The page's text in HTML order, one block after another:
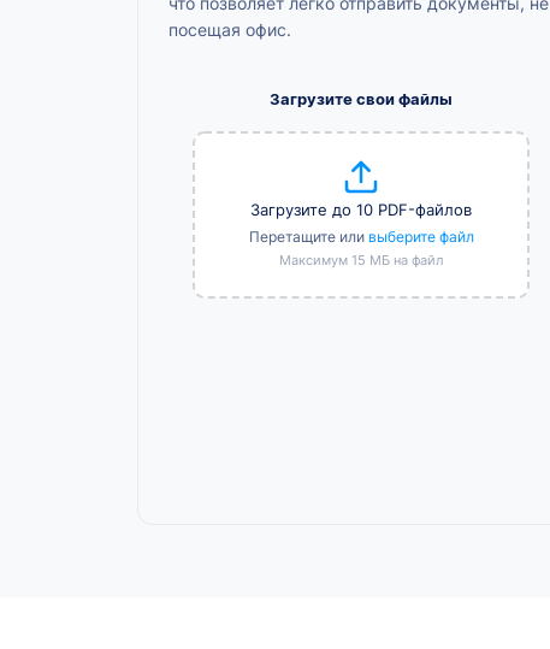
посещая офис.
Загрузите свои файлы
Загрузите до 10 PDF-файлов
Перетащите или выберите файл
Максимум 15 МБ на файл